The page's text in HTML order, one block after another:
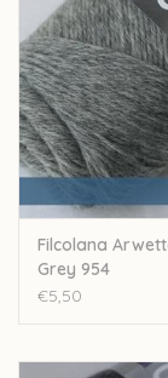
Machinewasbaar
Let op: de kleur
Filcolana
Grey 954
€5,50